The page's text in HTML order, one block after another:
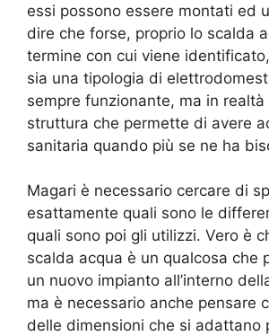
essi possono essere montati ed
dire che forse, proprio lo scalda
termine con cui viene
sia una tipologia di
sempre funzionante, ma in realtà
struttura che permette di avere
sanitaria quando più se ne ha
Magari è necessario cercare di
esattamente quali sono le
quali sono poi gli utilizzi. Vero è
scalda acqua è un qualcosa che
un nuovo impianto all’interno
ma è necessario anche pensare
delle dimensioni che si adattano